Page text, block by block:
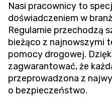
Nasi pracownicy to
doświadczeniem w
Regularnie przechodzą
bieżąco z najnowszymi
pomocy drogowej.
zagwarantować, że
przeprowadzona z
o bezpieczeństwo.